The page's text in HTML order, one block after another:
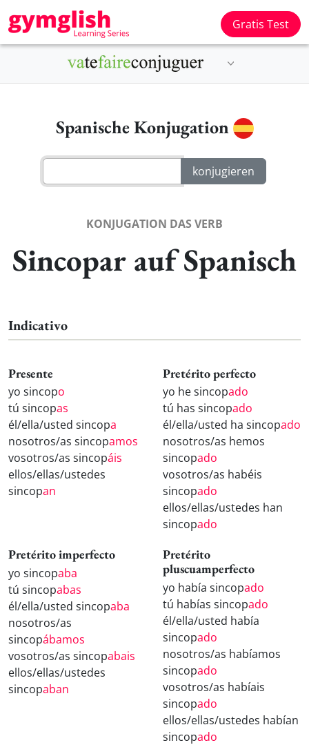
Gratis Test
Spanische Konjugation
KONJUGATION DAS VERB
Sincopar auf Spanisch
Indicativo
Presente
yo sincopo
tú sincopas
él/ella/usted sincopa
nosotros/as sincopamos
vosotros/as sincopáis
ellos/ellas/ustedes
sincopan
Pretérito perfecto
yo he sincopado
tú has sincopado
él/ella/usted ha sincopado
nosotros/as hemos
sincopado
vosotros/as habéis
sincopado
ellos/ellas/ustedes han
sincopado
Pretérito imperfecto
yo sincopaba
tú sincopabas
él/ella/usted sincopaba
nosotros/as
sincopábamos
vosotros/as sincopabais
ellos/ellas/ustedes
sincopaban
Pretérito
pluscuamperfecto
yo había sincopado
tú habías sincopado
él/ella/usted había
sincopado
nosotros/as habíamos
sincopado
vosotros/as habíais
sincopado
ellos/ellas/ustedes habían
sincopado